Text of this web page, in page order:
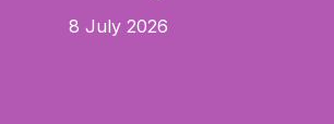
8 July 2026